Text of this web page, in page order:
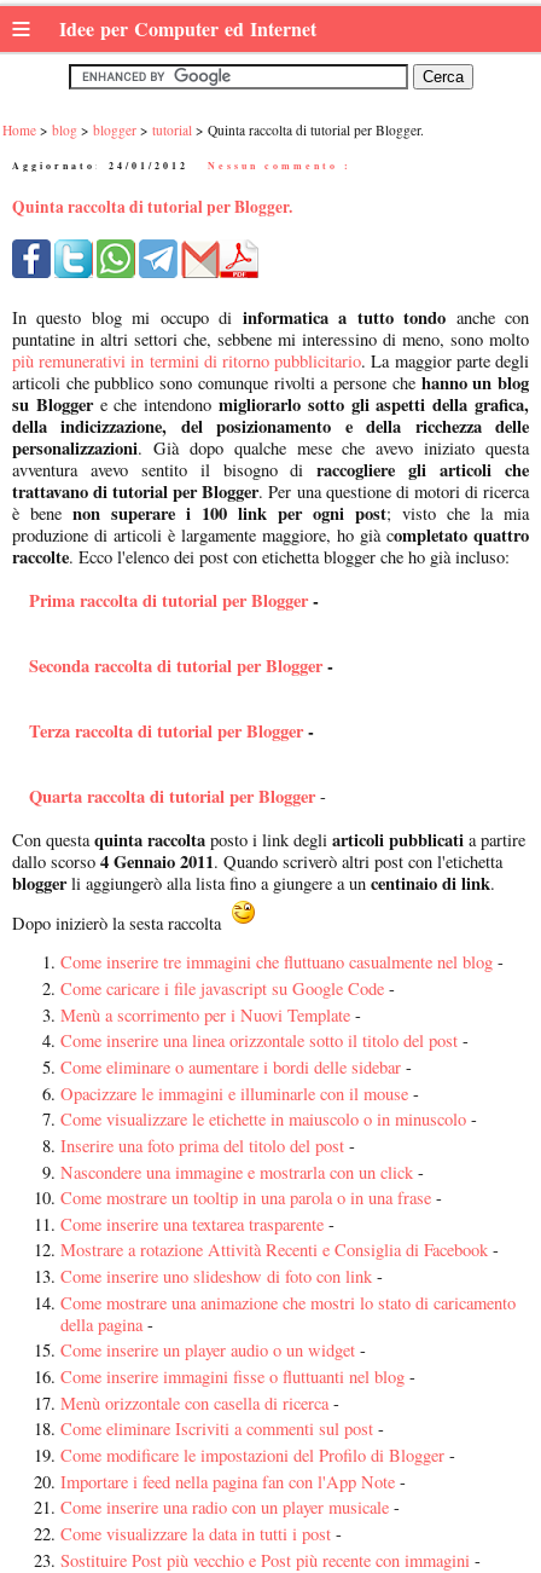
≡ Idee per Computer ed Internet
Home blog blogger tutorial Quinta raccolta di tutorial per Blogger.
Aggiornato: 24/01/2012 Nessun commento :
Quinta raccolta di tutorial per Blogger.
In questo blog mi occupo di informatica a tutto tondo anche con
puntatine in altri settori che, sebbene mi interessino di meno, sono molto
più remunerativi in termini di ritorno pubblicitario. La maggior parte degli
articoli che pubblico sono comunque rivolti a persone che hanno un blog
su Bloggere che intendonomigliorarlo sotto gli aspetti della grafica,
della indicizzazione, del posizionamento e della ricchezza delle
personalizzazioni. Già dopo qualche mese che avevo iniziato questa
avventura avevo sentito il bisogno di raccogliere gli articoli che
trattavano di tutorial per Blogger. Per una questione di motori di ricerca
è bene non superare i 100 link per ogni post; visto che la mia
produzione di articoli è largamente maggiore, ho già completato quattro
raccolte. Ecco l'elenco dei post con etichetta blogger che ho già incluso:
Prima raccolta di tutorial per Blogger-
Seconda raccolta di tutorial per Blogger-
Terza raccolta di tutorial per Blogger-
Quarta raccolta di tutorial per Blogger -
Con questaquinta raccolta posto i link degli articoli pubblicati a partire
dallo scorso 4 Gennaio 2011. Quando scriverò altri post con l'etichetta
bloggerli aggiungerò alla lista fino a giungere a un centinaio di link.
Dopo inizierò la sesta raccolta
Come inserire tre immagini che fluttuano casualmente nel blog -
Come caricare i file javascript su Google Code -
Menù a scorrimento per i Nuovi Template -
Come inserire una linea orizzontale sotto il titolo del post -
Come eliminare o aumentare i bordi delle sidebar -
Opacizzare le immagini e illuminarle con il mouse -
Come visualizzare le etichette in maiuscolo o in minuscolo -
Inserire una foto prima del titolo del post -
Nascondere una immagine e mostrarla con un click -
Come mostrare un tooltip in una parola o in una frase -
Come inserire una textarea trasparente -
Mostrare a rotazione Attività Recenti e Consiglia di Facebook -
Come inserire uno slideshow di foto con link -
Come mostrare una animazione che mostri lo stato di caricamento
della pagina -
Come inserire un player audio o un widget -
Come inserire immagini fisse o fluttuanti nel blog -
Menù orizzontale con casella di ricerca -
Come eliminare Iscriviti a commenti sul post -
Come modificare le impostazioni del Profilo di Blogger -
Importare i feed nella pagina fan con l'App Note -
Come inserire una radio con un player musicale -
Come visualizzare la data in tutti i post -
Sostituire Post più vecchio e Post più recente con immagini -